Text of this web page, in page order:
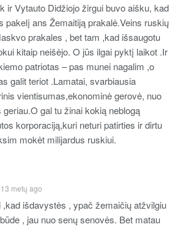
ir Vytauto Didžiojo žirgui buvo aišku, kad
pakelį ans Žemaitiją prakalė.Veins ruskių
prakales , bet tam ,kad išsaugotu
kitaip neišėjo. O jūs ilgai pyktį laikot .Ir
patriotas – pas munei nagalim ,o
galit teriot .Lamatai, svarbiausia
vientisumas,ekonominė gerovė, nuo
gal tu žinai kokią neblogą
korporaciją,kuri neturi patirties ir dirtu
mokėt milijardus ruskiui.
13 metų ago
,kad išdavystės , ypač žemaičių atžvilgiu
, jau nuo senų senovės. Bet matau